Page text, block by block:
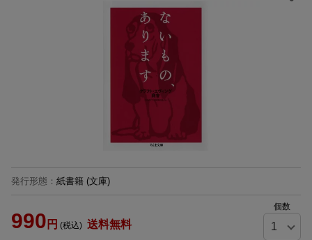
発行形態 ： 紙書籍 (文庫)
990 円 (税込) 送料無料
個数